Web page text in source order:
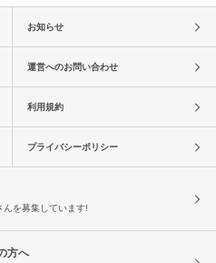
お知らせ
運営へのお問い合わせ
利用規約
プライバシーポリシー
んを募集しています!
方へ